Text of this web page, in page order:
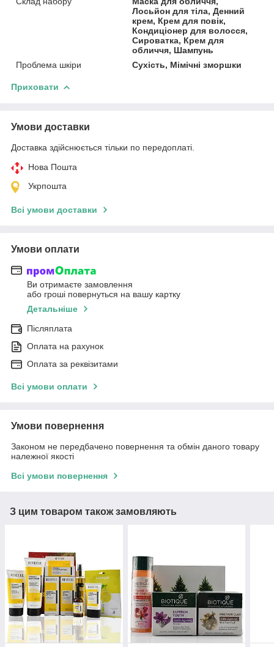
Лосьйон для тіла, Денний
крем, Крем для повік,
Кондиціонер для волосся,
Сироватка, Крем для
обличчя, Шампунь
Проблема шкіри
Сухість, Мімічні зморшки
Приховати
Умови доставки
Доставка здійснюється тільки по передоплаті.
Нова Пошта
Укрпошта
Всі умови доставки
Умови оплати
Ви отримаєте замовлення
або гроші повернуться на вашу картку
Детальніше
Післяплата
Оплата на рахунок
Оплата за реквізитами
Всі умови оплати
Умови повернення
Законом не передбачено повернення та обмін даного товару
належної якості
Всі умови повернення
З цим товаром також замовляють